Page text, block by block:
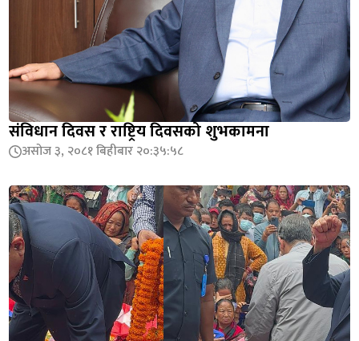
संविधान दिवस र राष्ट्रिय दिवसको शुभकामना
असोज ३, २०८१ बिहीबार २०:३५:५८